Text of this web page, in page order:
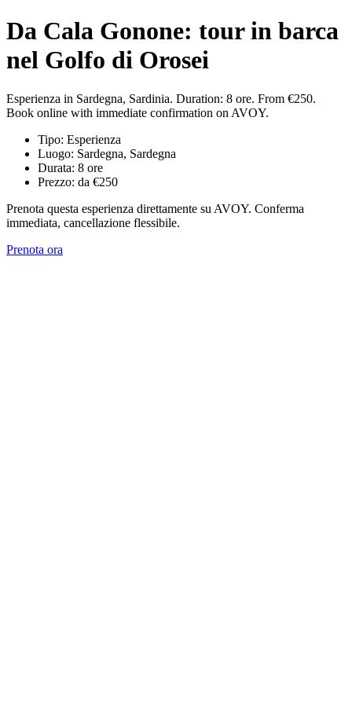
Da Cala Gonone: tour in barca
nel Golfo di Orosei
Esperienza in Sardegna, Sardinia. Duration: 8 ore. From €250.
Book online with immediate confirmation on AVOY.
Tipo: Esperienza
Luogo: Sardegna, Sardegna
Durata: 8 ore
Prezzo: da €250
Prenota questa esperienza direttamente su AVOY. Conferma
immediata, cancellazione flessibile.
Prenota ora